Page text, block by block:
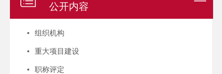
公开内容
组织机构
重大项目建设
职称评定